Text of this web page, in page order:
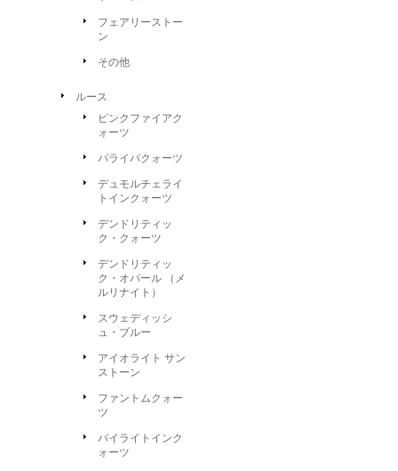
フェアリーストー
ン
その他
ルース
ピンクファイアク
ォーツ
パライバクォーツ
デュモルチェライ
トインクォーツ
デンドリティッ
ク・クォーツ
デンドリティッ
ク・オパール （メ
ルリナイト）
スウェディッシ
ュ・ブルー
アイオライト サン
ストーン
ファントムクォー
ツ
パイライトインク
ォーツ